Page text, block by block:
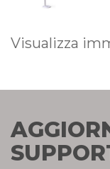
Visualizza